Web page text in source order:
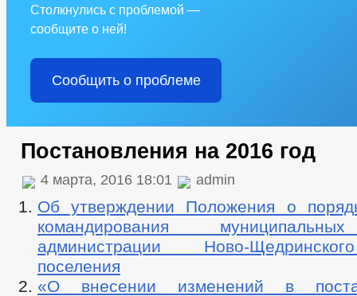
Столкнулись с проблемой —
сообщите о ней!
Сообщить о проблеме
Постановления на 2016 год
4 марта, 2016 18:01 admin
Об утверждении Положения о
командирования
администрации Ново-
поселения
«О внесении изменений в